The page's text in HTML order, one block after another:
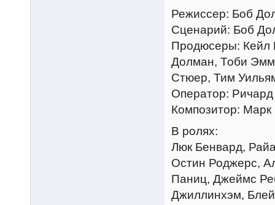
Режиссер: Боб
Сценарий: Боб
Продюсеры: Кейл
Долман, Тоби
Стюер, Тим
Оператор: Ричард
Композитор:
В ролях:
Люк Бенвард,
Остин Роджерс,
Паниц, Джеймс
Джиллинхэм,